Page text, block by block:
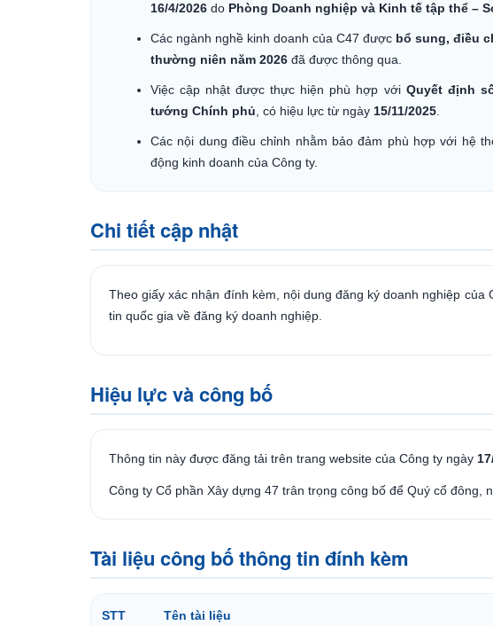
16/4/2026 do Phòng Doanh nghiệp và Kinh tế tập thể –
Các ngành nghề kinh doanh của C47 được bổ sung, điều
thường niên năm 2026 đã được thông qua.
Việc cập nhật được thực hiện phù hợp với Quyết định
tướng Chính phủ , có hiệu lực từ ngày 15/11/2025
Các nội dung điều chỉnh nhằm bảo đảm phù hợp với hệ
động kinh doanh của Công ty.
Chi tiết cập nhật
Theo giấy xác nhận đính kèm, nội dung đăng ký doanh nghiệp
tin quốc gia về đăng ký doanh nghiệp.
Hiệu lực và công bố
Thông tin này được đăng tải trên trang website của Công ty ngày
Công ty Cổ phần Xây dựng 47 trân trọng công bố để Quý cổ đông,
Tài liệu công bố thông tin đính kèm
STT Tên tài liệu